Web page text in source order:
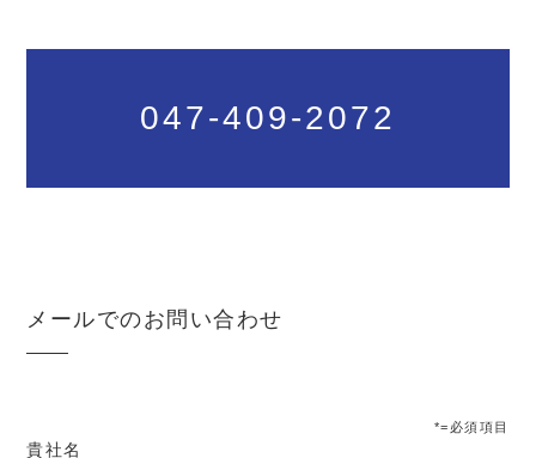
047-409-2072
メールでのお問い合わせ
*=必須項目
貴社名